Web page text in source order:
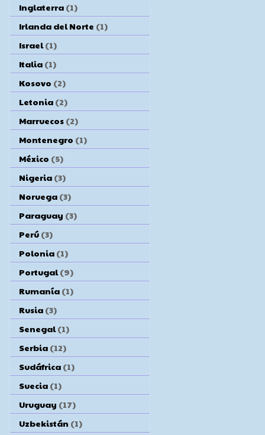
Inglaterra (1)
Irlanda del Norte (1)
Israel (1)
Italia (1)
Kosovo (2)
Letonia (2)
Marruecos (2)
Montenegro (1)
México (5)
Nigeria (3)
Noruega (3)
Paraguay (3)
Perú (3)
Polonia (1)
Portugal (9)
Rumanía (1)
Rusia (3)
Senegal (1)
Serbia (12)
Sudáfrica (1)
Suecia (1)
Uruguay (17)
Uzbekistán (1)